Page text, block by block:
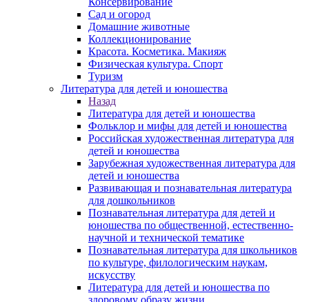
Сад и огород
Домашние животные
Коллекционирование
Красота. Косметика. Макияж
Физическая культура. Спорт
Туризм
Литература для детей и юношества
Назад
Литература для детей и юношества
Фольклор и мифы для детей и юношества
Российская художественная литература для
детей и юношества
Зарубежная художественная литература для
детей и юношества
Развивающая и познавательная литература
для дошкольников
Познавательная литература для детей и
юношества по общественной, естественно-
научной и технической тематике
Познавательная литература для школьников
по культуре, филологическим наукам,
искусству
Литература для детей и юношества по
здоровому образу жизни